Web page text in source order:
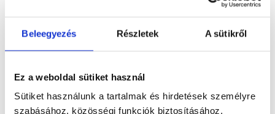
Beleegyezés Részletek A sütikről
Ez a weboldal sütiket használ
Sütiket használunk a tartalmak és hirdetések személyre
szabásához, közösségi funkciók biztosításához,